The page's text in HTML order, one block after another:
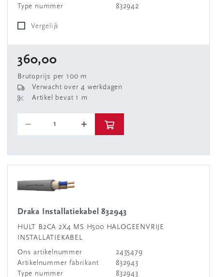
Type nummer
832942
Vergelijk
360,00
Brutoprijs per 100 m
Verwacht over 4 werkdagen
Artikel bevat 1 m
Draka Installatiekabel 832943
HULT B2CA 2X4 MS H500 HALOGEENVRIJE
INSTALLATIEKABEL
Ons artikelnummer
2435479
Artikelnummer fabrikant
832943
Type nummer
832943